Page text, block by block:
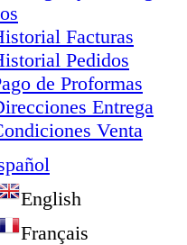
Facturas
Pedidos
de Proformas
Entrega
Venta
English
Français